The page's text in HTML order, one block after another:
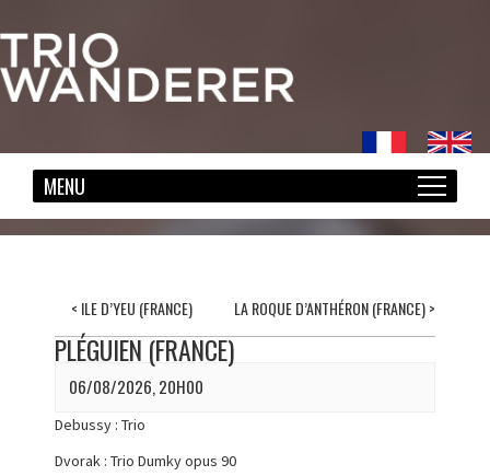
< ILE D’YEU (FRANCE) LA ROQUE D’ANTHÉRON (FRANCE)>
PLÉGUIEN (FRANCE)
06/08/2026, 20H00
Debussy : Trio
Dvorak : Trio Dumky opus 90